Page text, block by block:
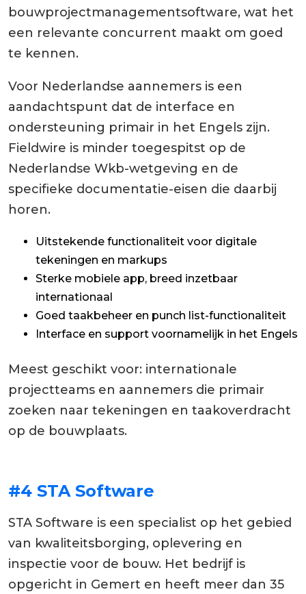
bouwprojectmanagementsoftware, wat het
een relevante concurrent maakt om goed
te kennen.
Voor Nederlandse aannemers is een
aandachtspunt dat de interface en
ondersteuning primair in het Engels zijn.
Fieldwire is minder toegespitst op de
Nederlandse Wkb-wetgeving en de
specifieke documentatie-eisen die daarbij
horen.
Uitstekende functionaliteit voor digitale
tekeningen en markups
Sterke mobiele app, breed inzetbaar
internationaal
Goed taakbeheer en punch list-functionaliteit
Interface en support voornamelijk in het Engels
Meest geschikt voor: internationale
projectteams en aannemers die primair
zoeken naar tekeningen en taakoverdracht
op de bouwplaats.
#4 STA Software
STA Software is een specialist op het gebied
van kwaliteitsborging, oplevering en
inspectie voor de bouw. Het bedrijf is
opgericht in Gemert en heeft meer dan 35